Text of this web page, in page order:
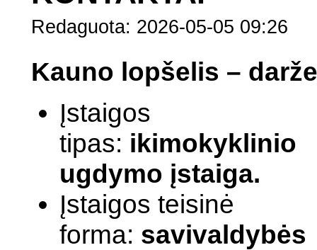
Redaguota: 2026-05-05 09:26
Kauno lopšelis –
Įstaigos
tipas: ikimokyklinio
ugdymo įstaiga.
Įstaigos teisinė
forma: savivaldybės